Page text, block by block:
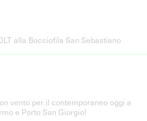
alla Bocciofila San Sebastiano
vento per il contemporaneo oggi a
e Porto San Giorgio!